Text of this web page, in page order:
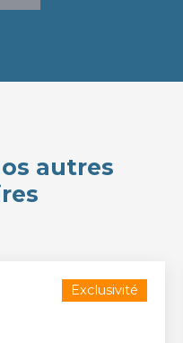
autres
Exclusivité